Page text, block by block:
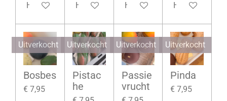
Houd mij op de hoogteHoud mij op de hoogteHoud mij op de hoogte
Houd mij op
Uitverkocht
Bosbes
€ 7,95
Uitverkocht
Pistac
he
Uitverkocht
Passie
vrucht
Uitverkocht
Pinda
€ 7,95